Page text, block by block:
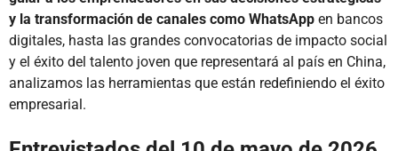
y la transformación de canales como WhatsApp en bancos
digitales, hasta las grandes convocatorias de impacto social
y el éxito del talento joven que representará al país en China,
analizamos las herramientas que están redefiniendo el éxito
empresarial.